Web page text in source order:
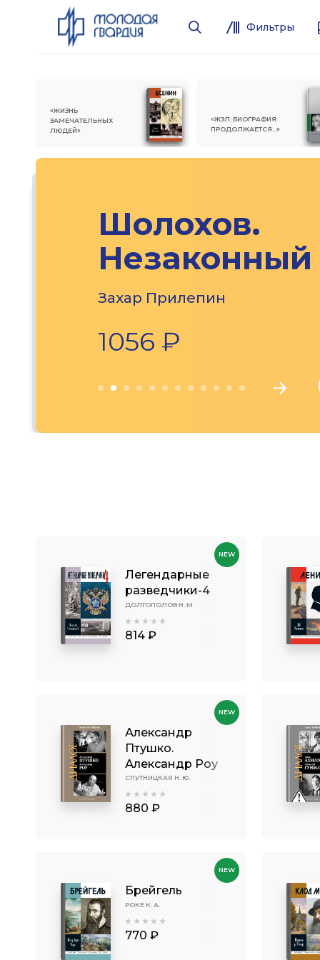
Фильтры
«ЖИЗНЬ
ЗАМЕЧАТЕЛЬНЫХ
ЛЮДЕЙ»
«ЖЗЛ: БИОГРАФИЯ
ПРОДОЛЖАЕТСЯ...»
Шолохов.
Незаконный
Захар Прилепин
1056 ₽
Легендарные
разведчики-4
ДОЛГОПОЛОВ Н. М.
814 ₽
NEW
Александр
Птушко.
Александр Роу
СПУТНИЦКАЯ Н. Ю.
880 ₽
NEW
Брейгель
РОКЕ К. А.
770 ₽
NEW